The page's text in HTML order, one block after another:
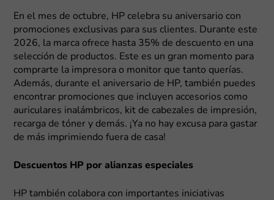
En el mes de octubre, HP celebra su aniversario con
promociones exclusivas para sus clientes. Durante este
2026, la marca ofrece hasta 35% de descuento en una
selección de productos. Este es un gran momento para
comprarte la impresora o monitor que tanto querías.
Además, durante el aniversario de HP, también puedes
encontrar promociones que incluyen accesorios como
auriculares inalámbricos, kit de cabezales de impresión,
recarga de tóner y demás. ¡Ya no hay excusa para gastar
de más imprimiendo fuera de casa!
Descuentos HP por alianzas especiales
HP también colabora con importantes iniciativas